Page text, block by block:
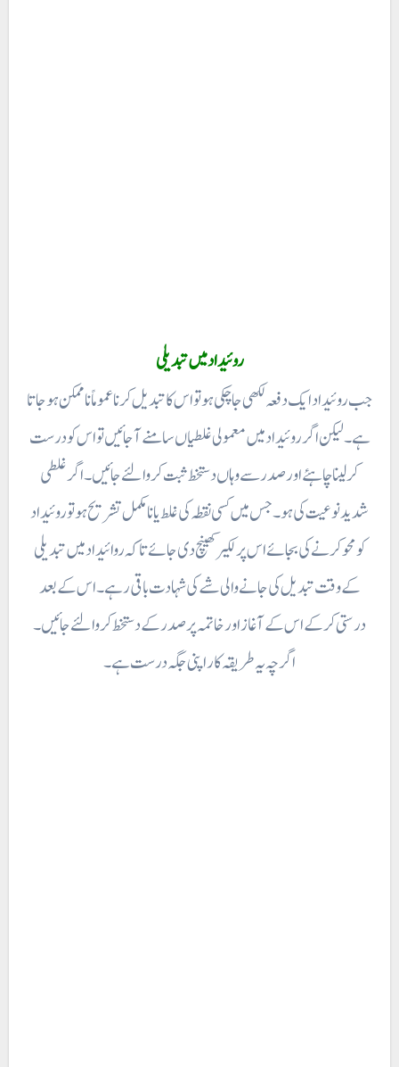
روئیداد میں تبدیلی
جب روئیداد ایک دفعہ لکھی جا چکی ہو تو اس کا تبدیل کرنا عموماً ناممکن ہو جاتا
ہے۔ لیکن اگر روئیداد میں معمولی غلطیاں سامنے آجائیں تو اس کو درست
کر لینا چاہئے اور صدر سے وہاں دستخط ثبت کروالئے جائیں۔ اگر غلطی
شدید نوعیت کی ہو۔ جس میں کسی نقطہ کی غلط یا نا مکمل تشریح ہو تو روئیداد
کو محو کرنے کی بجائے اس پر لکیر کھینچ دی جائے تا کہ روا ئیداد میں تبدیلی
کے وقت تبدیل کی جانے والی شے کی شہادت باقی رہے۔ اس کے بعد
درستی کر کے اس کے آغاز اور خاتمہ پر صدر کے دستخط کروالئے جائیں۔
اگر چہ یہ طریقہ کار اپنی جگہ درست ہے۔